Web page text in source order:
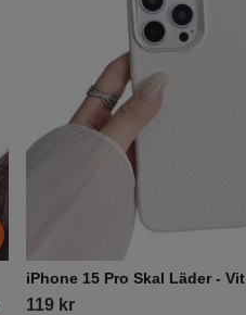
iPhone 15 Pro Skal Läder - Vit
119 kr